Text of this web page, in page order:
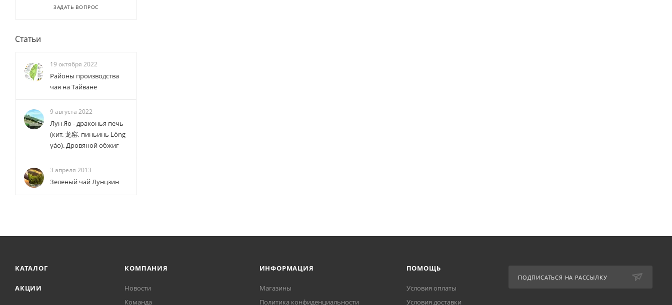
ЗАДАТЬ ВОПРОС
Статьи
19 октября 2022
Районы производства
чая на Тайване
9 августа 2022
Лун Яо - драконья печь
(кит. 龙窑, пиньинь Lóng
yáo). Дровяной обжиг
3 апреля 2013
Зеленый чай Лунцзин
КАТАЛОГ
АКЦИИ
КОМПАНИЯ
Новости
Команда
ИНФОРМАЦИЯ
Магазины
Политика конфиденциальности
ПОМОЩЬ
Условия оплаты
Условия доставки
ПОДПИСАТЬСЯ НА РАССЫЛКУ